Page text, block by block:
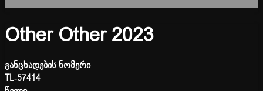
Other Other 2023
განცხადების ნომერი
TL-57414